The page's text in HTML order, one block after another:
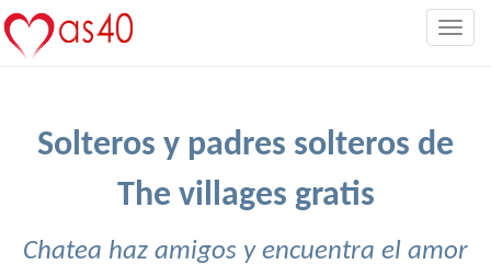
Solteros y padres solteros de
The villages gratis
Chatea haz amigos y encuentra el amor